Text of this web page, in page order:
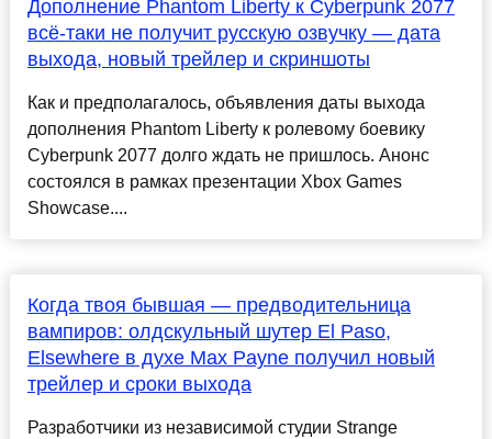
Дополнение Phantom Liberty к Cyberpunk 2077
всё-таки не получит русскую озвучку — дата
выхода, новый трейлер и скриншоты
Как и предполагалось, объявления даты выхода
дополнения Phantom Liberty к ролевому боевику
Cyberpunk 2077 долго ждать не пришлось. Анонс
состоялся в рамках презентации Xbox Games
Showcase....
Когда твоя бывшая — предводительница
вампиров: олдскульный шутер El Paso,
Elsewhere в духе Max Payne получил новый
трейлер и сроки выхода
Разработчики из независимой студии Strange